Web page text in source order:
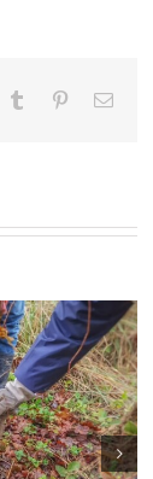
Tumblr PinterestEmail: